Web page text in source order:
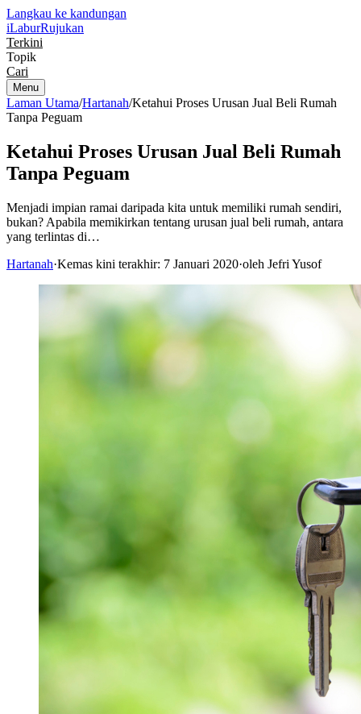
Langkau ke kandungan
iLaburRujukan
Terkini
Topik
Cari
Menu
Laman Utama/Hartanah/Ketahui Proses Urusan Jual Beli Rumah
Tanpa Peguam
Ketahui Proses Urusan Jual Beli Rumah
Tanpa Peguam
Menjadi impian ramai daripada kita untuk memiliki rumah sendiri,
bukan? Apabila memikirkan tentang urusan jual beli rumah, antara
yang terlintas di…
Hartanah·Kemas kini terakhir: 7 Januari 2020·oleh Jefri Yusof